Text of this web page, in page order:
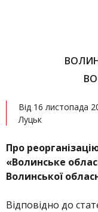
Від 16 листопада
Луцьк
Про
«Волинське
Волинської
Відповідно до